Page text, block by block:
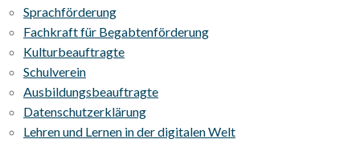
Sprachförderung
Fachkraft für Begabtenförderung
Kulturbeauftragte
Schulverein
Ausbildungsbeauftragte
Datenschutzerklärung
Lehren und Lernen in der digitalen Welt